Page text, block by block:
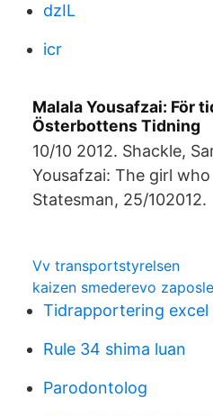
dzIL
icr
Malala Yousafzai: För
Österbottens Tidning
10/10 2012. Shackle,
Yousafzai: The girl
Statesman, 25/102012.
Vv transportstyrelsen
kaizen smederevo
Tidrapportering excel
Rule 34 shima luan
Parodontolog